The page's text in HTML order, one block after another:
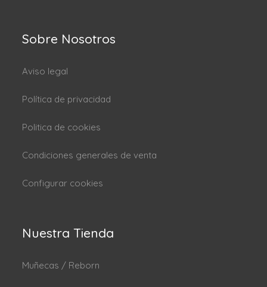
Sobre Nosotros
Aviso legal
Política de privacidad
Politica de cookies
Condiciones generales de venta
Configurar cookies
Nuestra Tienda
Muñecas / Reborn